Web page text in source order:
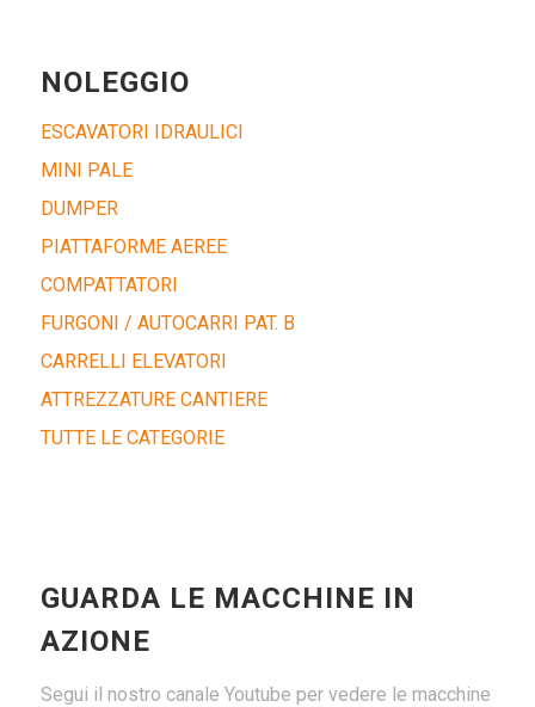
NOLEGGIO
ESCAVATORI IDRAULICI
MINI PALE
DUMPER
PIATTAFORME AEREE
COMPATTATORI
FURGONI / AUTOCARRI PAT. B
CARRELLI ELEVATORI
ATTREZZATURE CANTIERE
TUTTE LE CATEGORIE
GUARDA LE MACCHINE IN
AZIONE
Segui il nostro canale Youtube per vedere le macchine